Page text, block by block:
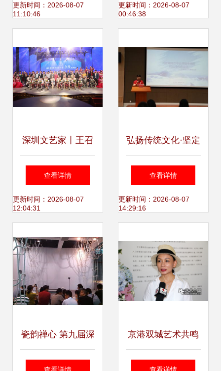
志愿清扫活动
更新时间：2026-08-07
11:10:46
艺术交流新篇章
更新时间：2026-08-07
00:46:38
深圳文艺家丨王召
杂技最本质的属性
就是带给人快乐
查看详情
更新时间：2026-08-07
12:04:31
弘扬传统文化·坚定
文化自信——建筑
与设计艺术学院总
文化艺术交流活动
方案
查看详情
更新时间：2026-08-07
14:29:16
瓷韵禅心 第九届深
圳文博会见闻录
京港双城艺术共鸣
“双城记”交流展侧